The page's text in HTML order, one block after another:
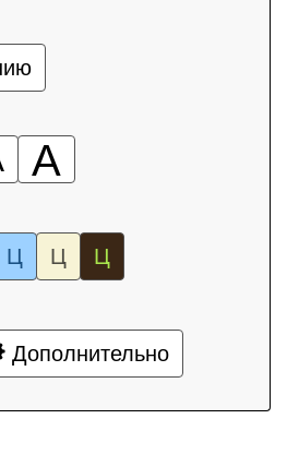
А
Ц Ц Ц
Дополнительно